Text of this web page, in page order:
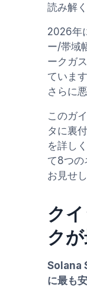
読み解
2026年
ー/帯域
ークガ
ていま
さらに
このガ
タに裏
を詳し
て8つの
お見せし
ク
ク
Solana
に最も